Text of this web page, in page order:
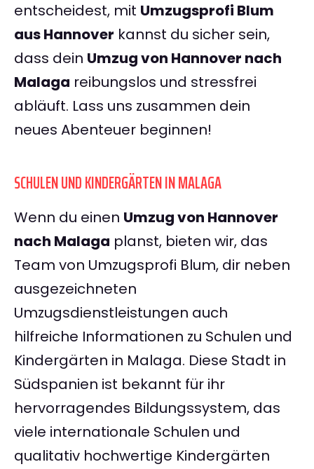
entscheidest, mit Umzugsprofi Blum
aus Hannover kannst du sicher sein,
dass dein Umzug von Hannover nach
Malaga reibungslos und stressfrei
abläuft. Lass uns zusammen dein
neues Abenteuer beginnen!
SCHULEN UND KINDERGÄRTEN IN MALAGA
Wenn du einen Umzug von Hannover
nach Malaga planst, bieten wir, das
Team von Umzugsprofi Blum, dir neben
ausgezeichneten
Umzugsdienstleistungen auch
hilfreiche Informationen zu Schulen und
Kindergärten in Malaga. Diese Stadt in
Südspanien ist bekannt für ihr
hervorragendes Bildungssystem, das
viele internationale Schulen und
qualitativ hochwertige Kindergärten